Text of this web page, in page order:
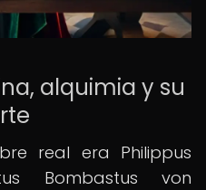
alquimia y su
real era Philippus
Bombastus von